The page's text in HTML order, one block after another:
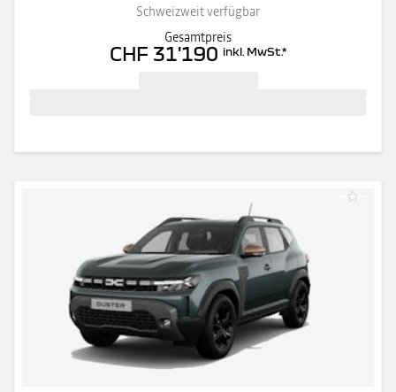
Schweizweit verfügbar
Gesamtpreis
CHF 31'190 inkl. MwSt.*